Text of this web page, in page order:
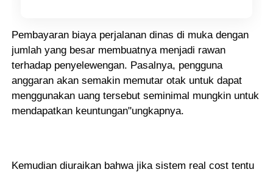
Pembayaran biaya perjalanan dinas di muka dengan
jumlah yang besar membuatnya menjadi rawan
terhadap penyelewengan. Pasalnya, pengguna
anggaran akan semakin memutar otak untuk dapat
menggunakan uang tersebut seminimal mungkin untuk
mendapatkan keuntungan"ungkapnya.
Kemudian diuraikan bahwa jika sistem real cost tentu